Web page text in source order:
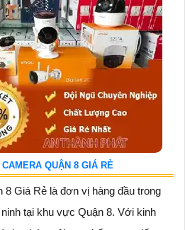
QUẬN 8 GIÁ RẺ
8 Giá Rẻ là đơn vị hàng đầu trong
tại khu vực Quận 8. Với kinh